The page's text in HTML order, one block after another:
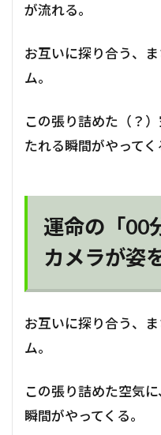
が流れる。
お互いに探り合う、
ム。
この張り詰めた（？
たれる瞬間がやってく
運命の「00
カメラが姿
お互いに探り合う、
ム。
この張り詰めた空気
瞬間がやってくる。